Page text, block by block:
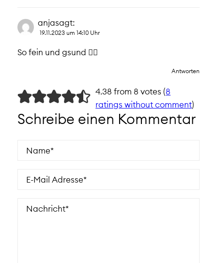
anjasagt:
19.11.2023 um 14:10 Uhr
So fein und gsund 👌🏼
Antworten
4.38 from 8 votes (8
ratings without comment)
Schreibe einen Kommentar